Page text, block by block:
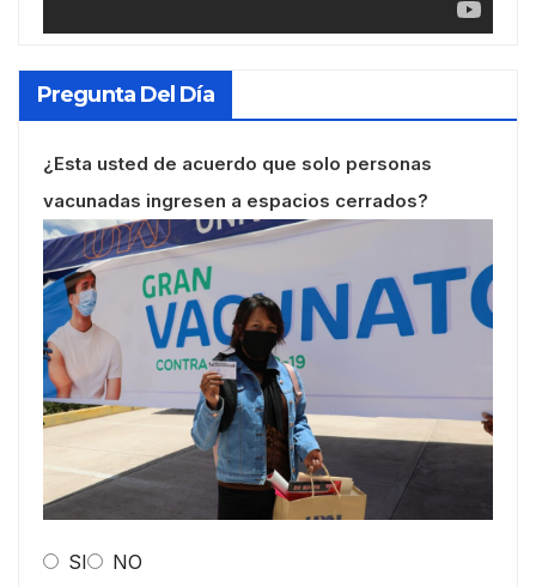
Pregunta Del Día
¿Esta usted de acuerdo que solo personas
vacunadas ingresen a espacios cerrados?
SI NO